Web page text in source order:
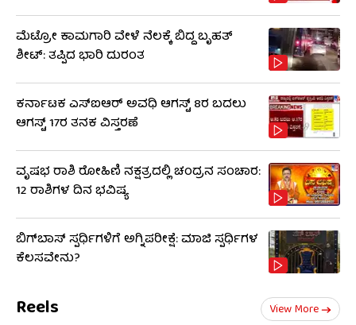
ಮೆಟ್ರೋ ಕಾಮಗಾರಿ ವೇಳೆ ನೆಲಕ್ಕೆ ಬಿದ್ದ ಬೃಹತ್
ಶೀಟ್: ತಪ್ಪಿದ ಭಾರಿ ದುರಂತ
ಕರ್ನಾಟಕ ಎಸ್‌ಐಆರ್ ಅವಧಿ ಆಗಸ್ಟ್ 8ರ ಬದಲು
ಆಗಸ್ಟ್ 17ರ ತನಕ ವಿಸ್ತರಣೆ
ವೃಷಭ ರಾಶಿ ರೋಹಿಣಿ ನಕ್ಷತ್ರದಲ್ಲಿ ಚಂದ್ರನ ಸಂಚಾರ:
12 ರಾಶಿಗಳ ದಿನ ಭವಿಷ್ಯ
ಬಿಗ್​​ಬಾಸ್​ ಸ್ಪರ್ಧಿಗಳಿಗೆ ಅಗ್ನಿಪರೀಕ್ಷೆ: ಮಾಜಿ ​​ಸ್ಪರ್ಧಿಗಳ
ಕೆಲಸವೇನು?
Reels View More